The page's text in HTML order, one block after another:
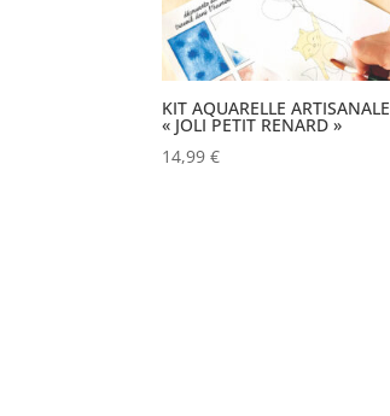
KIT AQUARELLE ARTISANALE
« JOLI PETIT RENARD »
14,99€